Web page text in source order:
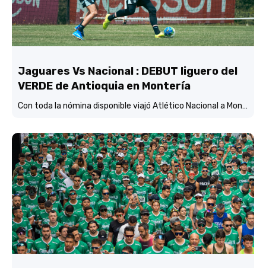
Jaguares Vs Nacional : DEBUT liguero del
VERDE de Antioquia en Montería
Con toda la nómina disponible viajó Atlético Nacional a Montería y está concentrado y listo para enfrentar mañana (3:45 p.m.) a Jaguares de Córdoba en el estadio Jaraguay.